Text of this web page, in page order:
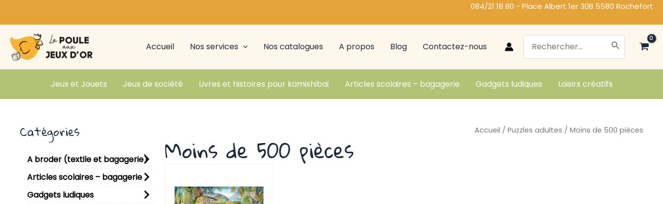
084/21 18 80 - Place Albert 1er 30B 5580 Rochefort
Accueil Nos services Nos catalogues A propos Blog Contactez-nous
Search
Jeux et Jouets Jeux de société Livres et histoires pour kamishibaï Articles scolaires – bagagerie Gadgets ludiques Loisirs créatifs
Catégories
A broder (textile et bagagerie)
Articles scolaires – bagagerie
Gadgets ludiques
Accueil / Puzzles adultes / Moins de 500 pièces
Moins de 500 pièces